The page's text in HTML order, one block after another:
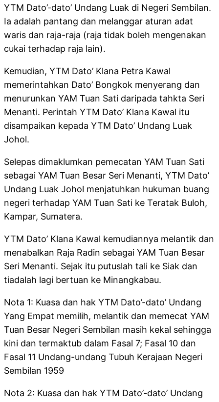
YTM Dato’-dato’ Undang Luak di Negeri Sembilan.
Ia adalah pantang dan melanggar aturan adat
waris dan raja-raja (raja tidak boleh mengenakan
cukai terhadap raja lain).
Kemudian, YTM Dato’ Klana Petra Kawal
memerintahkan Dato’ Bongkok menyerang dan
menurunkan YAM Tuan Sati daripada tahkta Seri
Menanti. Perintah YTM Dato’ Klana Kawal itu
disampaikan kepada YTM Dato’ Undang Luak
Johol.
Selepas dimaklumkan pemecatan YAM Tuan Sati
sebagai YAM Tuan Besar Seri Menanti, YTM Dato’
Undang Luak Johol menjatuhkan hukuman buang
negeri terhadap YAM Tuan Sati ke Teratak Buloh,
Kampar, Sumatera.
YTM Dato’ Klana Kawal kemudiannya melantik dan
menabalkan Raja Radin sebagai YAM Tuan Besar
Seri Menanti. Sejak itu putuslah tali ke Siak dan
tiadalah lagi bertuan ke Minangkabau.
Nota 1: Kuasa dan hak YTM Dato’-dato’ Undang
Yang Empat memilih, melantik dan memecat YAM
Tuan Besar Negeri Sembilan masih kekal sehingga
kini dan termaktub dalam Fasal 7; Fasal 10 dan
Fasal 11 Undang-undang Tubuh Kerajaan Negeri
Sembilan 1959
Nota 2: Kuasa dan hak YTM Dato’-dato’ Undang